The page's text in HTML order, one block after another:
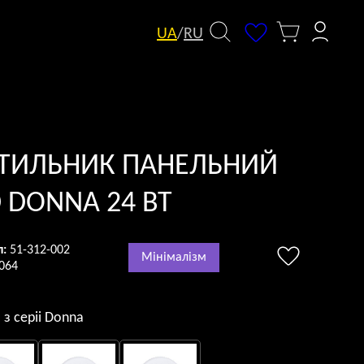
UA/RU
ПАНЕЛЬНИЙ
DONNA 24 ВТ
51-312-002
Мінімалізм
з серii Donna